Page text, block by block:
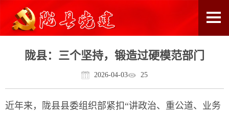
陇县：三个坚持，锻造过硬模范部门
2026-04-03 25
近年来，陇县县委组织部紧扣“讲政治、重公道、业务